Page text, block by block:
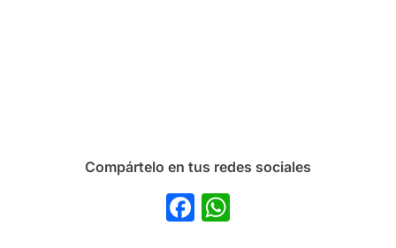
Compártelo en tus redes sociales
Facebook